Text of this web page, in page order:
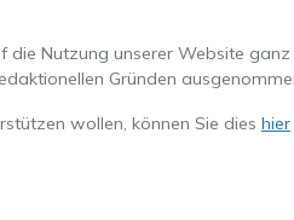
die Nutzung unserer Website
Gründen
wollen, können Sie dies hier